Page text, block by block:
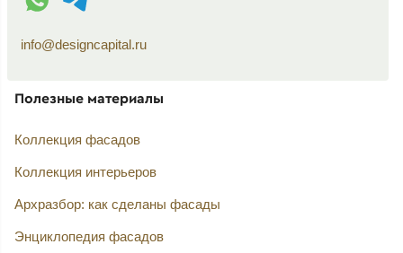
info@designcapital.ru
Полезные материалы
Коллекция фасадов
Коллекция интерьеров
Архразбор: как сделаны фасады
Энциклопедия фасадов